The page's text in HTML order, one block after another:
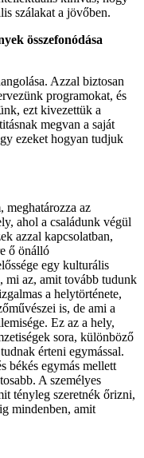
szálakat a jövőben.
összefonódása
Azzal biztosan
programokat, és
ezt kivezettük a
megvan a saját
ezeket hogyan tudjuk
meghatározza az
ahol a családunk végül
azzal kapcsolatban,
ő önálló
egy kulturális
mi az, amit tovább tudunk
a helytörténete,
is, de ami a
Ez az a hely,
sora, különböző
érteni egymással.
békés egymás mellett
A személyes
tényleg szeretnék őrizni,
mindenben, amit